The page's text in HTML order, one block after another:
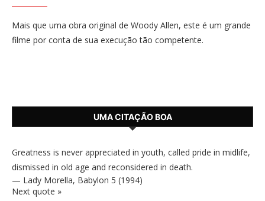
Mais que uma obra original de Woody Allen, este é um grande
filme por conta de sua execução tão competente.
UMA CITAÇÃO BOA
Greatness is never appreciated in youth, called pride in midlife,
dismissed in old age and reconsidered in death.
— Lady Morella, Babylon 5 (1994)
Next quote »